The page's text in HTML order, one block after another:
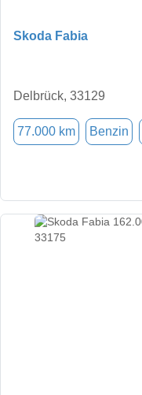
Skoda Fabia
Delbrück, 33129
77.000 km Benzin